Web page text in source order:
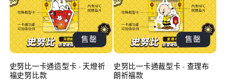
售罄
史努比一卡通造型卡 - 天燈祈
福史努比款
售罄
史努比一卡通裁型卡 - 查理布
朗祈福款